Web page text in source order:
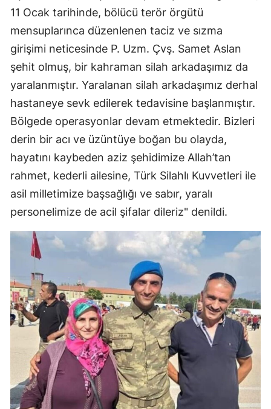
11 Ocak tarihinde, bölücü terör örgütü
mensuplarınca düzenlenen taciz ve sızma
girişimi neticesinde P. Uzm. Çvş. Samet Aslan
şehit olmuş, bir kahraman silah arkadaşımız da
yaralanmıştır. Yaralanan silah arkadaşımız derhal
hastaneye sevk edilerek tedavisine başlanmıştır.
Bölgede operasyonlar devam etmektedir. Bizleri
derin bir acı ve üzüntüye boğan bu olayda,
hayatını kaybeden aziz şehidimize Allah’tan
rahmet, kederli ailesine, Türk Silahlı Kuvvetleri ile
asil milletimize başsağlığı ve sabır, yaralı
personelimize de acil şifalar dileriz" denildi.